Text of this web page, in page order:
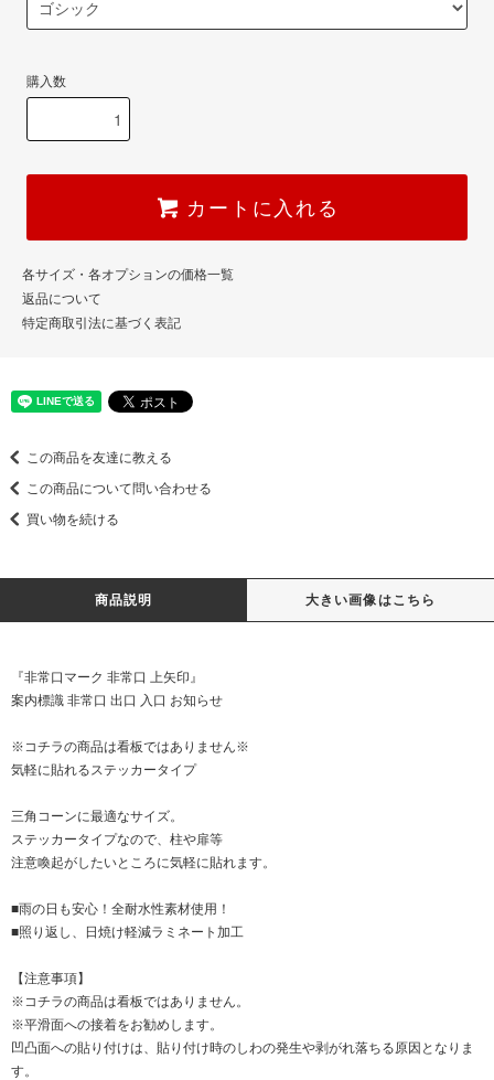
購入数
カートに入れる
各サイズ・各オプションの価格一覧
返品について
特定商取引法に基づく表記
この商品を友達に教える
この商品について問い合わせる
買い物を続ける
商品説明 大きい画像はこちら
『非常口マーク 非常口 上矢印』
案内標識 非常口 出口 入口 お知らせ
※コチラの商品は看板ではありません※
気軽に貼れるステッカータイプ
三角コーンに最適なサイズ。
ステッカータイプなので、柱や扉等
注意喚起がしたいところに気軽に貼れます。
■雨の日も安心！全耐水性素材使用！
■照り返し、日焼け軽減ラミネート加工
【注意事項】
※コチラの商品は看板ではありません。
※平滑面への接着をお勧めします。
凹凸面への貼り付けは、貼り付け時のしわの発生や剥がれ落ちる原因となりま
す。